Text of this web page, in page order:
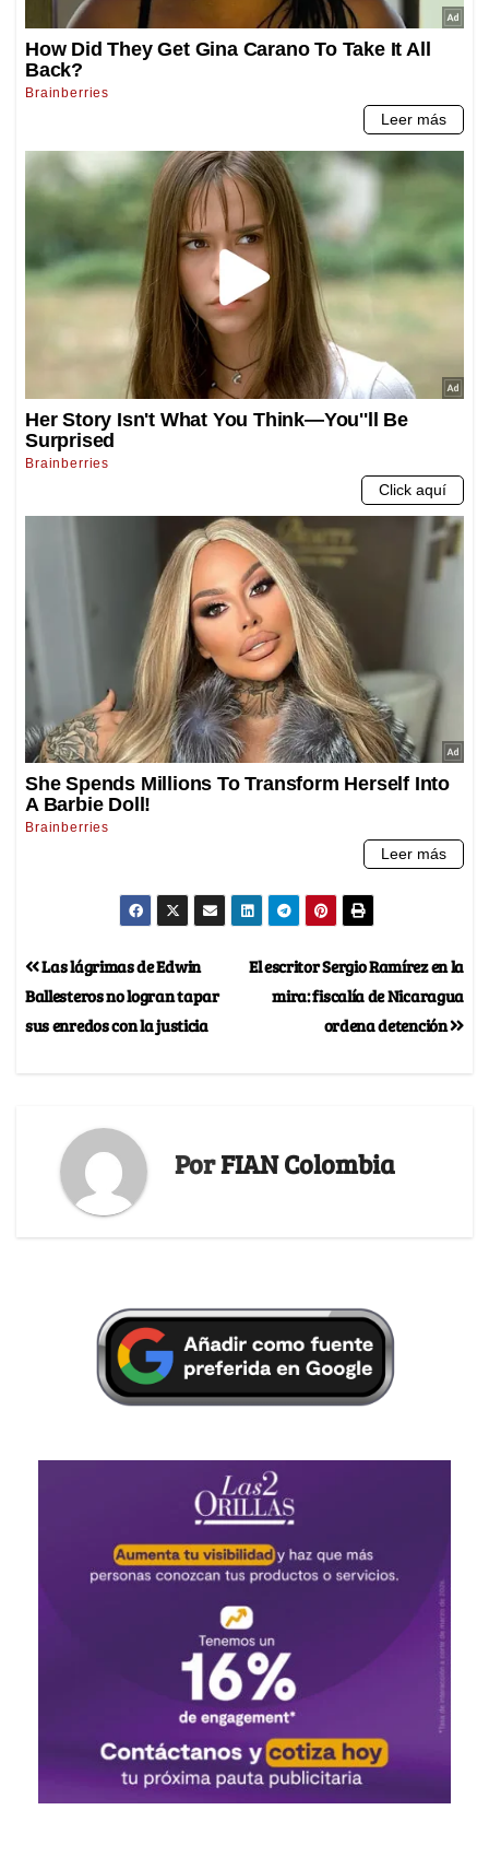
El escritor Sergio Ramírez en la
mira: fiscalía de Nicaragua
ordena detención
Las lágrimas de Edwin
Ballesteros no logran tapar
sus enredos con la justicia
PorFIAN Colombia